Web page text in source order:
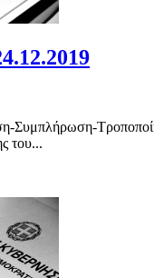
Συμπλήρωση-
του...